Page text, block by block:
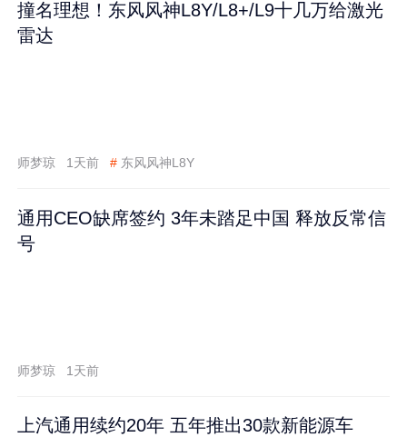
撞名理想！东风风神L8Y/L8+/L9十几万给激光
雷达
师梦琼 1天前 # 东风风神L8Y
通用CEO缺席签约 3年未踏足中国 释放反常信
号
师梦琼 1天前
上汽通用续约20年 五年推出30款新能源车